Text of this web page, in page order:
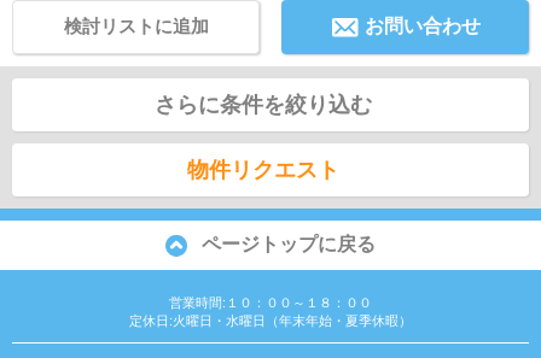
お問い合わせ
検討リストに追加
さらに条件を絞り込む
物件リクエスト
ページトップに戻る
営業時間:１０：００～１８：００
定休日:火曜日・水曜日（年末年始・夏季休暇）